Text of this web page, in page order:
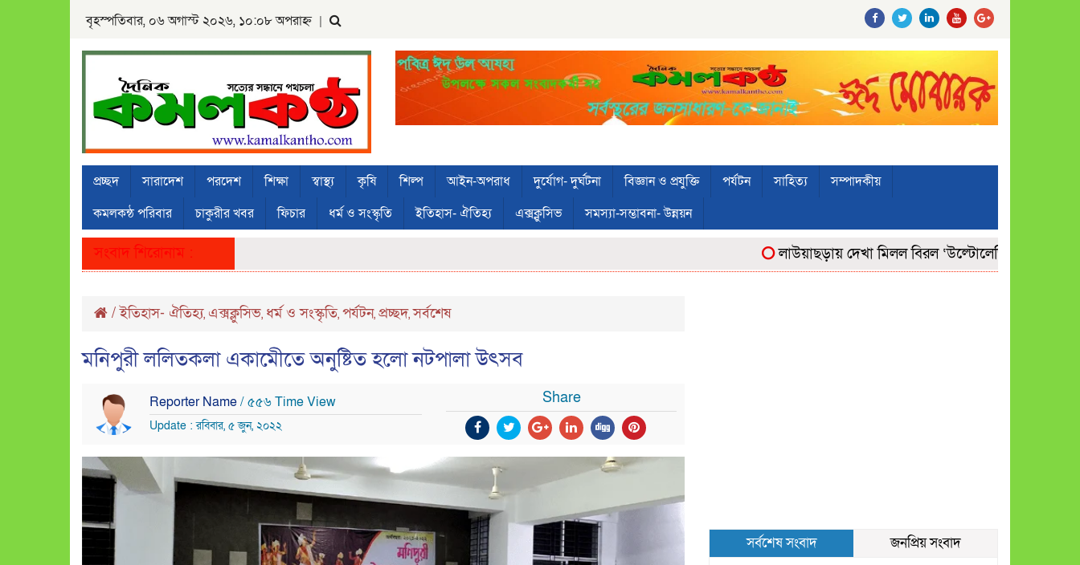
বৃহস্পতিবার, ০৬ অগাস্ট ২০২৬, ১০:০৮ অপরাহ্ন |
প্রচ্ছদ সারাদেশ পরদেশ শিক্ষা স্বাস্থ্য কৃষি শিল্প আইন-অপরাধ দুর্যোগ- দুর্ঘটনা বিজ্ঞান ও প্রযুক্তি পর্যটন সাহিত্য
সম্পাদকীয়
কমলকন্ঠ পরিবার
চাকুরীর খবর ফিচার ধর্ম ও সংস্কৃতি ইতিহাস- ঐতিহ্য এক্সক্লুসিভ সমস্যা-সম্ভাবনা- উন্নয়ন
সংবাদ শিরোনাম : লাউয়াছড়ায় দেখা মিলল বিরল ‘উল্টোলেজি’ বানরের
/ইতিহাস- ঐতিহ্য, এক্সক্লুসিভ, ধর্ম ও সংস্কৃতি, পর্যটন, প্রচ্ছদ,সর্বশেষ
মনিপুরী ললিতকলা একামেীতে অনুষ্টিত হলো নটপালা উৎসব
Reporter Name/ ৫৫৬ Time View
Update : রবিবার, ৫ জুন, ২০২২
Share
সর্বশেষ সংবাদ
জনপ্রিয় সংবাদ